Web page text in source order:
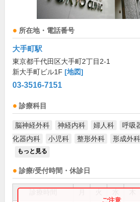
所在地・電話番号
大手町駅
東京都千代田区大手町2丁目2-1
新大手町ビル1F [地図]
03-3516-7151
診療科目
脳神経外科 神経内科 婦人科 呼吸
化器内科
小児科 整形外科 形成外科
もっと見る
診療/受付時間・休診日